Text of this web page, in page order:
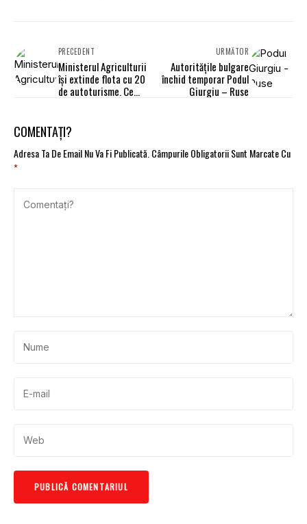
PRECEDENT
Ministerul Agriculturii
își extinde flota cu 20
de autoturisme. Ce
URMĂTOR
Autoritățile bulgare
închid temporar Podul
Giurgiu – Ruse
COMENTAȚI?
Adresa Ta De Email Nu Va Fi Publicată.Câmpurile Obligatorii Sunt Marcate Cu
*